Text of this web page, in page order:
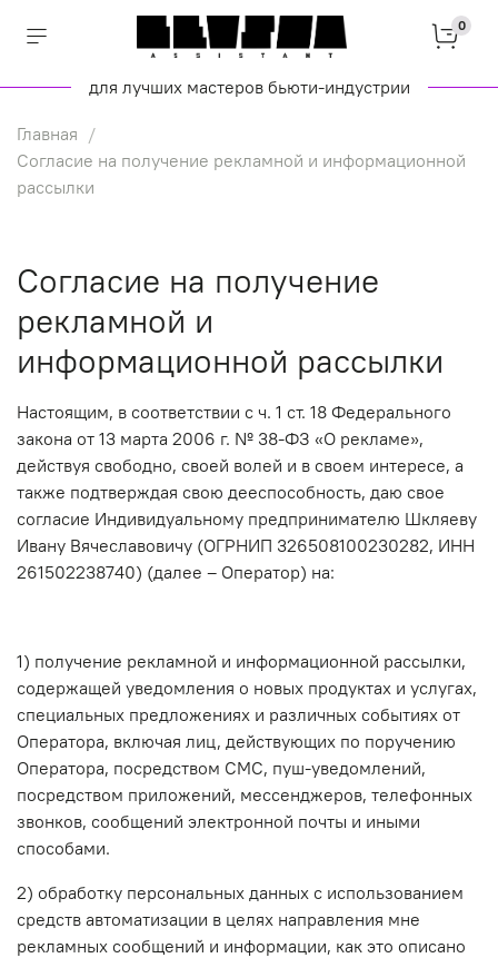
0
для лучших мастеров бьюти-индустрии
Главная
Согласие на получение рекламной и информационной
рассылки
Согласие на получение
рекламной и
информационной рассылки
Настоящим, в соответствии с ч. 1 ст. 18 Федерального
закона от 13 марта 2006 г. № 38-ФЗ «О рекламе»,
действуя свободно, своей волей и в своем интересе, а
также подтверждая свою дееспособность, даю свое
согласие Индивидуальному предпринимателю Шкляеву
Ивану Вячеславовичу (ОГРНИП 326508100230282, ИНН
261502238740) (далее – Оператор) на:
1) получение рекламной и информационной рассылки,
содержащей уведомления о новых продуктах и услугах,
специальных предложениях и различных событиях от
Оператора, включая лиц, действующих по поручению
Оператора, посредством СМС, пуш-уведомлений,
посредством приложений, мессенджеров, телефонных
звонков, сообщений электронной почты и иными
способами.
2) обработку персональных данных с использованием
средств автоматизации в целях направления мне
рекламных сообщений и информации, как это описано